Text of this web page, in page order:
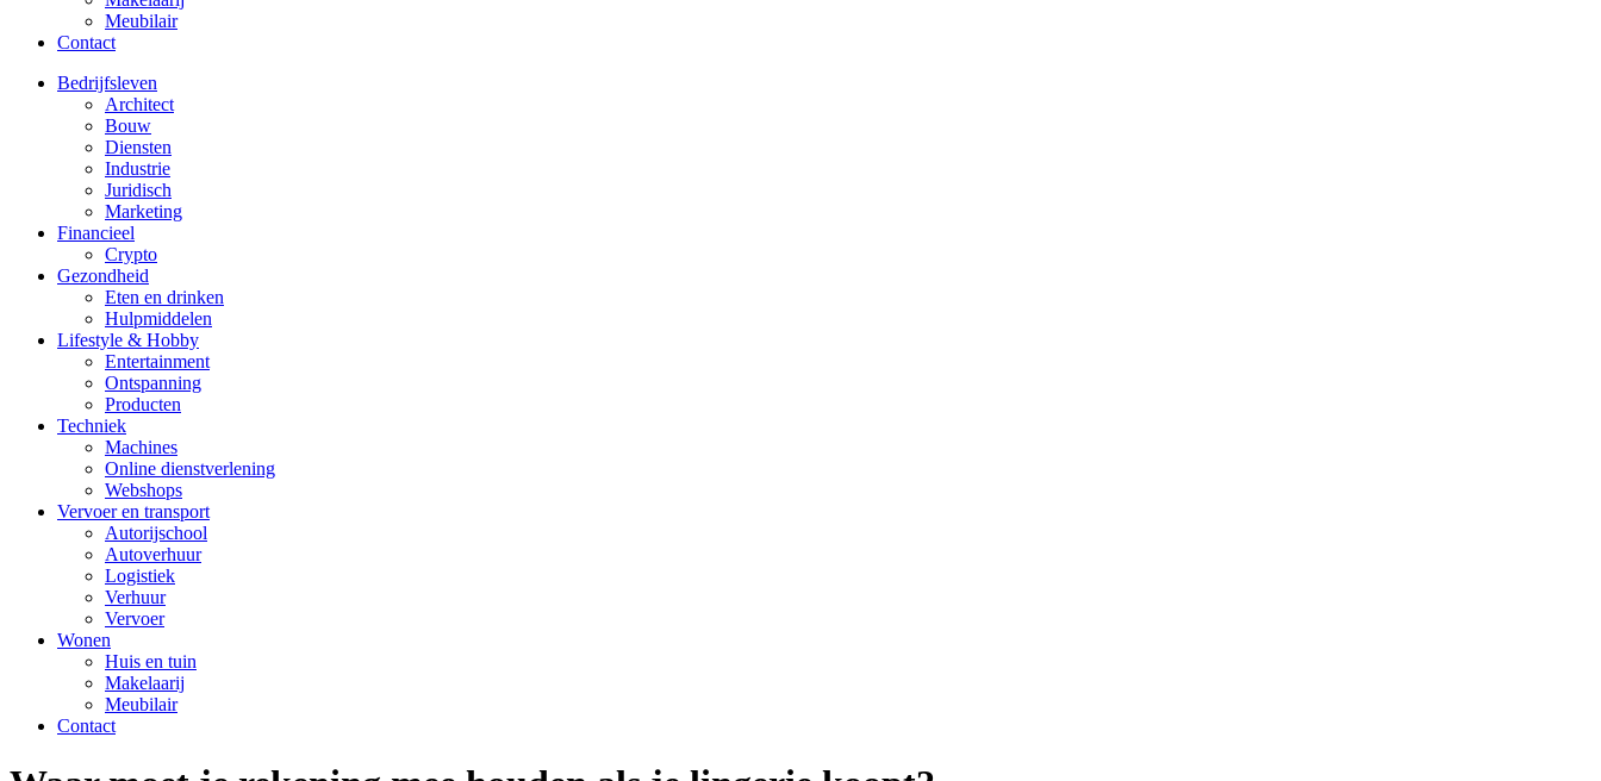
Meubilair
Contact
Bedrijfsleven
Architect
Bouw
Diensten
Industrie
Juridisch
Marketing
Financieel
Crypto
Gezondheid
Eten en drinken
Hulpmiddelen
Lifestyle & Hobby
Entertainment
Ontspanning
Producten
Techniek
Machines
Online dienstverlening
Webshops
Vervoer en transport
Autorijschool
Autoverhuur
Logistiek
Verhuur
Vervoer
Wonen
Huis en tuin
Makelaarij
Meubilair
Contact